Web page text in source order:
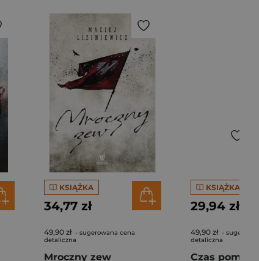
KSIĄŻKA
34,77 zł
49,90 zł - sugerowana cena
detaliczna
Mroczny zew
KSIĄŻKA
29,94 zł
49,90 zł -
detaliczna
Czas pomsty